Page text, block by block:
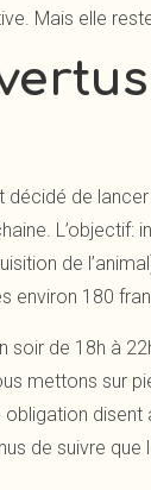
Mais elle
décidé de
L’objectif:
de
environ 180
de 18h à
mettons sur
disent
de suivre